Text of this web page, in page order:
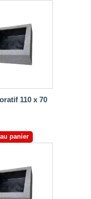
110 x 70
panier